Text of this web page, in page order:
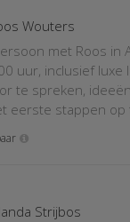
Wouters
met Roos in
uur, inclusief luxe
te spreken,
eerste stappen op
Strijbos